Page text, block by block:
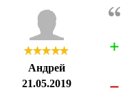
Андрей
21.05.2019